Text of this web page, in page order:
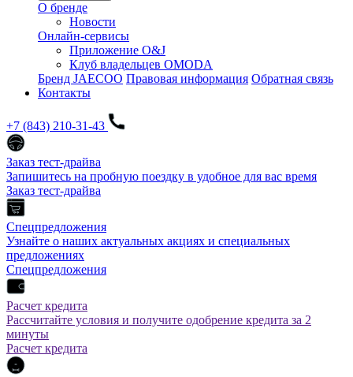
О бренде
Новости
Онлайн-сервисы
Приложение O&J
Клуб владельцев OMODA
Бренд JAECOO Правовая информация Обратная связь
Контакты
+7 (843) 210-31-43
Заказ тест-драйва
Запишитесь на пробную поездку в удобное для вас время
Заказ тест-драйва
Спецпредложения
Узнайте о наших актуальных акциях и специальных
предложениях
Спецпредложения
Расчет кредита
Рассчитайте условия и получите одобрение кредита за 2
минуты
Расчет кредита